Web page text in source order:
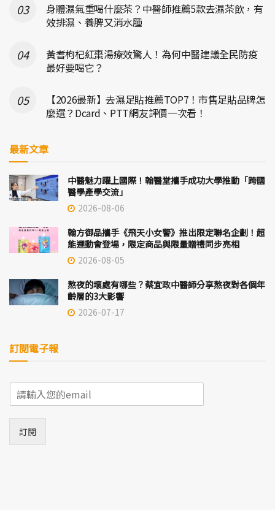
身體濕氣重喝什麼茶？中醫師推薦5款去濕茶飲，有
效排濕、養脾又消水腫
黃耆枸杞紅棗湯療效驚人！為何中醫建議全民防疫
最好要喝它？
【2026最新】去濕足貼推薦TOP7！市售足貼品牌怎
麼選？Dcard、PTT網友評價一次看！
最新文章
中醫魅力躍上國際！翰醫堂攜手成功大學推動「跨國
醫學產學交流」
2026-08-06
翰方御品攜手《飛天小女警》推出限定聯名企劃！超
能運動會登場，限定商品與限量贈禮同步亮相
2026-08-05
熬夜的壞處有哪些？蔡宜政中醫師分享熬夜對各個年
齡層的3大影響
2026-07-17
訂閱電子報
E
m
*
訂閱